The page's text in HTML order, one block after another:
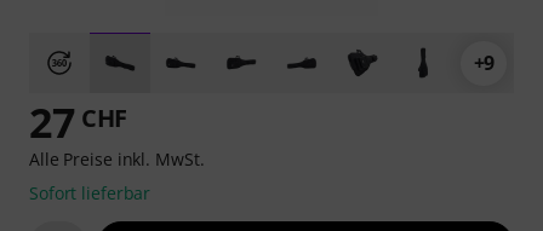
+9
27 CHF
Alle Preise inkl. MwSt.
Sofort lieferbar